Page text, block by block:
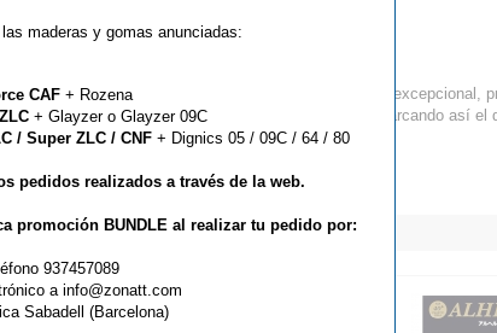
Genextion
más duras y también ofrece una maniobrabilidad excepcional,
permite realizar golpes precisos de gran alcance, marcando así el
PUEDEN INTERESAR...
maderas y gomas anunciadas:
CAF+ Rozena
+ Glayzer o Glayzer 09C
/ Super ZLC / CNF + Dignics 05 / 09C / 64 / 80
pedidos realizados a través de la web.
promoción BUNDLE al realizar tu pedido por:
937457089
a info@zonatt.com
Sabadell (Barcelona)